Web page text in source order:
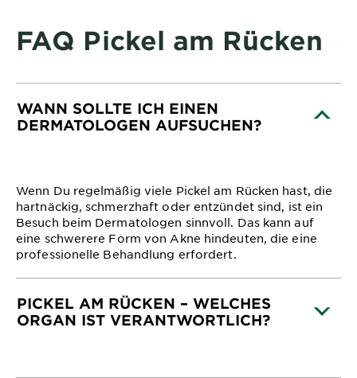
FAQ Pickel am Rücken
WANN SOLLTE ICH EINEN
DERMATOLOGEN AUFSUCHEN?
Wenn Du regelmäßig viele Pickel am Rücken hast, die
hartnäckig, schmerzhaft oder entzündet sind, ist ein
Besuch beim Dermatologen sinnvoll. Das kann auf
eine schwerere Form von Akne hindeuten, die eine
professionelle Behandlung erfordert.
PICKEL AM RÜCKEN – WELCHES
ORGAN IST VERANTWORTLICH?